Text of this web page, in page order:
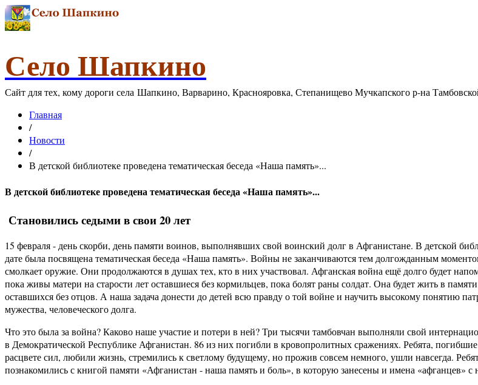
Село Шапкино
Сайт для тех, кому дороги села Шапкино, Варварино, Краснояровка, Степанищево Мучкапского р-на
Главная
/
Новости
/
В детской библиотеке проведена тематическая беседа «Наша память»...
В детской библиотеке проведена тематическая беседа «Наша память»...
Становились седыми в свои 20 лет
15 февраля - день скорби, день памяти воинов, выполнявших свой воинский долг в Афганистане. В детской
дате была посвящена тематическая беседа «Наша память». Войны не заканчиваются тем долгожданным
смолкает оружие. Они продолжаются в душах тех, кто в них участвовал. Афганская война ещё долго будет
пока живы матери на старости лет оставшиеся без кормильцев, пока болят раны солдат. Она будет жить в
оставшихся без отцов. А наша задача донести до детей всю правду о той войне и научить высокому понятию
мужества, человеческого долга.
Что это была за война? Каково наше участие и потери в ней? Три тысячи тамбовчан выполняли свой
в Демократической Республике Афганистан. 86 из них погибли в кровопролитных сражениях. Ребята,
расцвете сил, любили жизнь, стремились к светлому будущему, но прожив совсем немного, ушли навсегда.
познакомились с книгой памяти «Афганистан - наша память и боль», в которую занесены и имена «афганцев» с